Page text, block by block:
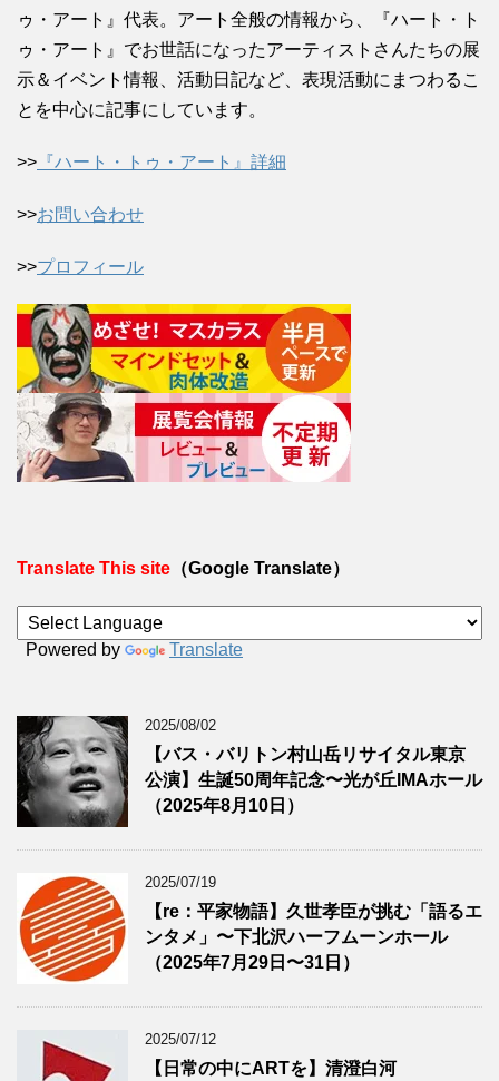
ゥ・アート』代表。アート全般の情報から、『ハート・ト
ゥ・アート』でお世話になったアーティストさんたちの展
示＆イベント情報、活動日記など、表現活動にまつわるこ
とを中心に記事にしています。
>> 『ハート・トゥ・アート』詳細
>>お問い合わせ
>>プロフィール
Translate This site （Google Translate）
Powered by Translate
2025/08/02
【バス・バリトン村山岳リサイタル東京
公演】生誕50周年記念〜光が丘IMAホール
（2025年8月10日）
2025/07/19
【re：平家物語】久世孝臣が挑む「語るエ
ンタメ」〜下北沢ハーフムーンホール
（2025年7月29日〜31日）
2025/07/12
【日常の中にARTを】清澄白河